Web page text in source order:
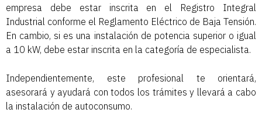
empresa debe estar inscrita en el Registro Integral
Industrial conforme el Reglamento Eléctrico de Baja Tensión.
En cambio, si es una instalación de potencia superior o igual
a 10 kW, debe estar inscrita en la categoría de especialista.
Independientemente, este profesional te orientará,
asesorará y ayudará con todos los trámites y llevará a cabo
la instalación de autoconsumo.